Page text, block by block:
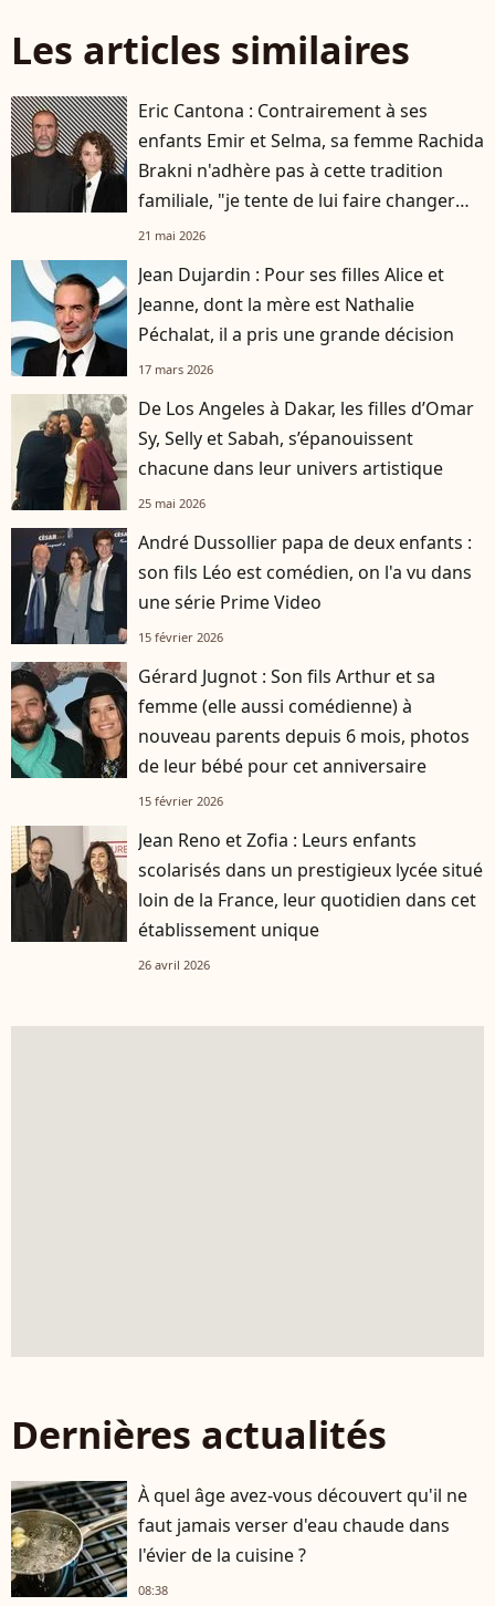
Les articles similaires
Eric Cantona : Contrairement à ses
enfants Emir et Selma, sa femme Rachida
Brakni n'adhère pas à cette tradition
familiale, "je tente de lui faire changer
d'avis"
21 mai 2026
Jean Dujardin : Pour ses filles Alice et
Jeanne, dont la mère est Nathalie
Péchalat, il a pris une grande décision
17 mars 2026
De Los Angeles à Dakar, les filles d’Omar
Sy, Selly et Sabah, s’épanouissent
chacune dans leur univers artistique
25 mai 2026
André Dussollier papa de deux enfants :
son fils Léo est comédien, on l'a vu dans
une série Prime Video
15 février 2026
Gérard Jugnot : Son fils Arthur et sa
femme (elle aussi comédienne) à
nouveau parents depuis 6 mois, photos
de leur bébé pour cet anniversaire
15 février 2026
Jean Reno et Zofia : Leurs enfants
scolarisés dans un prestigieux lycée situé
loin de la France, leur quotidien dans cet
établissement unique
26 avril 2026
Dernières actualités
À quel âge avez-vous découvert qu'il ne
faut jamais verser d'eau chaude dans
l'évier de la cuisine ?
08:38